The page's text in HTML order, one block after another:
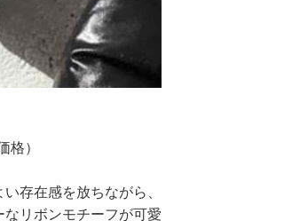
格）
存在感を放ちながら、
リボンモチーフが可愛